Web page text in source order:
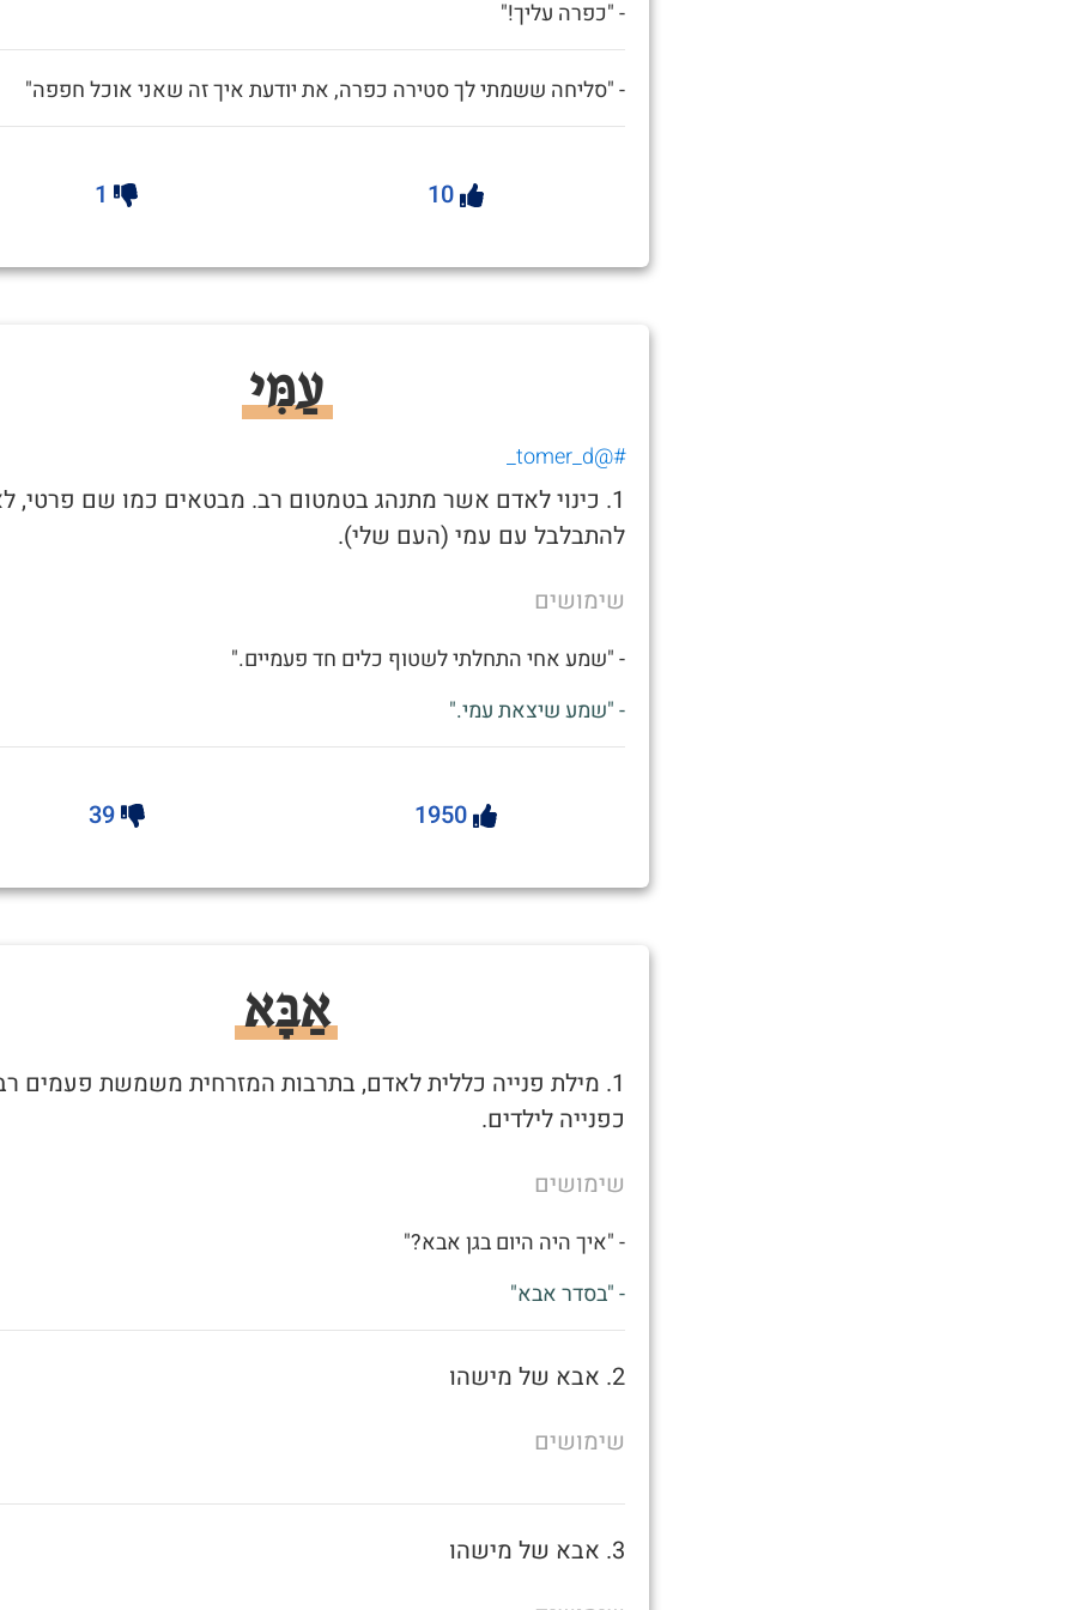
- "כפרה עליך!"
- "סליחה ששמתי לך סטירה כפרה, את יודעת איך זה שאני אוכל חפפה"
10
1
עַמִּי
#@tomer_d_
1. כינוי לאדם אשר מתנהג בטמטום רב. מבטאים כמו שם פרטי,
להתבלבל עם עמי (העם שלי).
שימושים
- "שמע אחי התחלתי לשטוף כלים חד פעמיים."
- "שמע שיצאת עמי."
1950
39
אַבָּא
1. מילת פנייה כללית לאדם, בתרבות המזרחית משמשת פעמים
כפנייה לילדים.
שימושים
- "איך היה היום בגן אבא?"
- "בסדר אבא"
2. אבא של מישהו
שימושים
3. אבא של מישהו